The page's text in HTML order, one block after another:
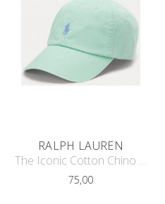
RALPH LAUREN
The Iconic Cotton Chino Cap
75,00